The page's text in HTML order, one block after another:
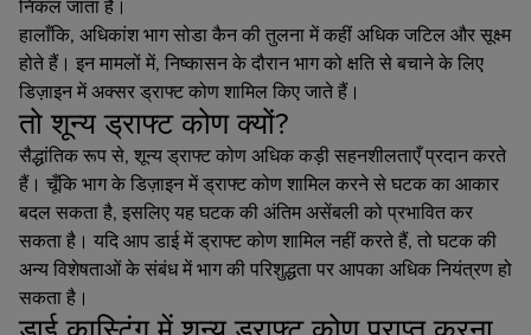
निकल जाता है।
हालाँकि, अधिकांश भाग सोडा कैन की तुलना में कहीं अधिक जटिल और सूक्ष्म
होते हैं। इन मामलों में, निष्कासन के दौरान भाग को क्षति से बचाने के लिए
डिज़ाइन में अक्सर ड्राफ्ट कोण शामिल किए जाते हैं।
तो शून्य ड्राफ्ट कोण क्यों?
सैद्धांतिक रूप से, शून्य ड्राफ्ट कोण अधिक कड़ी सहनशीलताएँ प्रदान करते
हैं। चूँकि भाग के डिज़ाइन में ड्राफ्ट कोण शामिल करने से घटक का आकार
बदल सकता है, इसलिए यह घटक की अंतिम असेंबली को प्रभावित कर
सकता है। यदि आप डाई में ड्राफ्ट कोण शामिल नहीं करते हैं, तो घटक की
अन्य विशेषताओं के संबंध में भाग की परिशुद्धता पर आपका अधिक नियंत्रण हो
सकता है।